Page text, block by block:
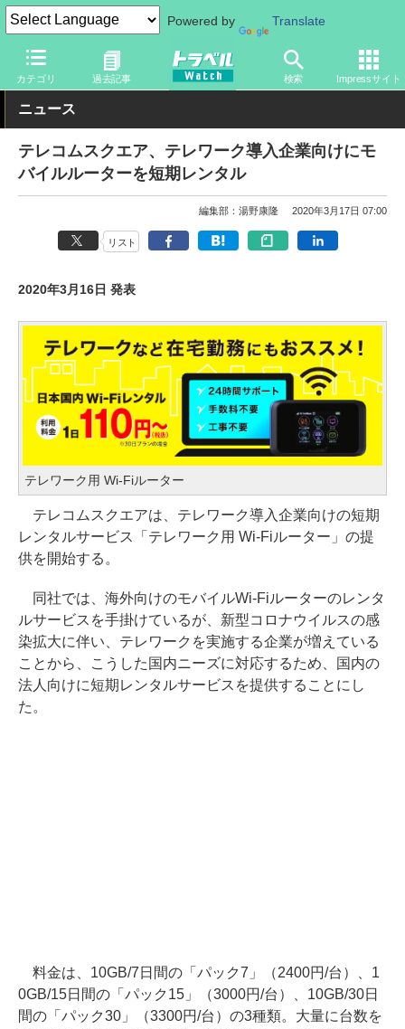
Powered by Translate
カテゴリ 過去記事 検索 Impressサイト
トラベル Watch 旅のアイテム スマホ・ルーター モバイルル
ニュース
テレコムスクエア、テレワーク導入企業向けにモ
バイルルーターを短期レンタル
編集部：湯野康隆 2020年3月17日 07:00
リスト
2020年3月16日 発表
テレワーク用 Wi-Fiルーター
テレコムスクエアは、テレワーク導入企業向けの短期
レンタルサービス「テレワーク用 Wi-Fiルーター」の提
供を開始する。
同社では、海外向けのモバイルWi-Fiルーターのレンタ
ルサービスを手掛けているが、新型コロナウイルスの感
染拡大に伴い、テレワークを実施する企業が増えている
ことから、こうした国内ニーズに対応するため、国内の
法人向けに短期レンタルサービスを提供することにし
た。
料金は、10GB/7日間の「パック7」（2400円/台）、1
0GB/15日間の「パック15」（3000円/台）、10GB/30日
間の「パック30」（3300円/台）の3種類。大量に台数を